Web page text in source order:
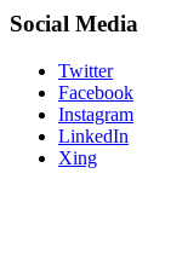
Social Media
Twitter
Facebook
Instagram
LinkedIn
Xing